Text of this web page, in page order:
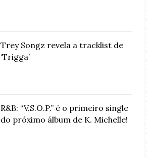
Trey Songz revela a tracklist de
‘Trigga’
R&B: “V.S.O.P.” é o primeiro single
do próximo álbum de K. Michelle!